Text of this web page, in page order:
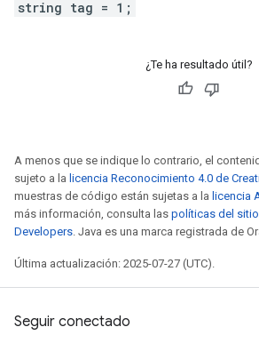
string tag = 1;
¿Te ha resultado útil?
A menos que se indique lo contrario, el
sujeto a la licencia Reconocimiento 4.0 de
muestras de código están sujetas a la licencia
más información, consulta las políticas del
Developers. Java es una marca registrada de
Última actualización: 2025-07-27 (UTC).
Seguir conectado